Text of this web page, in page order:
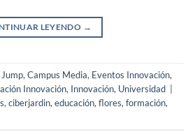
LEYENDO →
,Campus Media, Eventos Innovación,
Innovación, Innovación, Universidad
,ciberjardin,educación,flores,formación,